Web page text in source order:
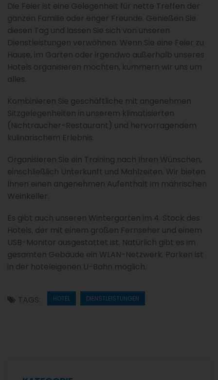
Die Feier ist eine Gelegenheit für nette Treffen der
ganzen Familie oder enger Freunde. Genießen Sie
diesen Tag und lassen Sie sich von unseren
Dienstleistungen verwöhnen. Wenn Sie eine Feier zu
Hause, im Garten oder irgendwo außerhalb unseres
Hotels organisieren möchten, kümmern wir uns um
alles.
Kombinieren Sie geschäftliche mit angenehmen
Sitzgelegenheiten in unserem klimatisierten
(Nichtraucher-Restaurant) und hervorragendem
kulinarischem Erlebnis.
Organisieren Sie ein Training nach Ihren Wünschen,
einschließlich Unterkunft und Mahlzeiten. Wir bieten
Ihnen einen angenehmen Aufenthalt im mährischen
Weinkeller.
Es gibt auch unseren Wintergarten im 4. Stock des
Hotels, der mit einem großen Fernseher und einem
USB-Monitor ausgestattet ist. Natürlich gibt es im
gesamten Gebäude ein WLAN-Netzwerk. Parken ist
in der hoteleigenen U-Bahn möglich.
TAGS: HOTEL DIENSTLEISTUNGEN